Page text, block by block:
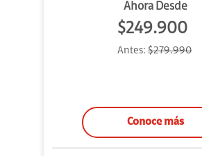
Ahora Desde
$249.900
Antes: $279.990
Conoce más